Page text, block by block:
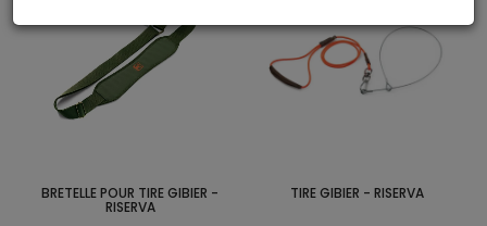
TIRE GIBIER - RISERVA
BRETELLE POUR TIRE GIBIER -
RISERVA